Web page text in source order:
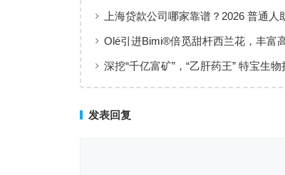
上海贷款公司哪家靠谱？2026 普通人
工薪族借钱选择指南
Olé引进Bimi®倍觅甜杆西兰花，丰富
新选择
深挖“千亿富矿”，“乙肝药王” 特宝生
发表回复